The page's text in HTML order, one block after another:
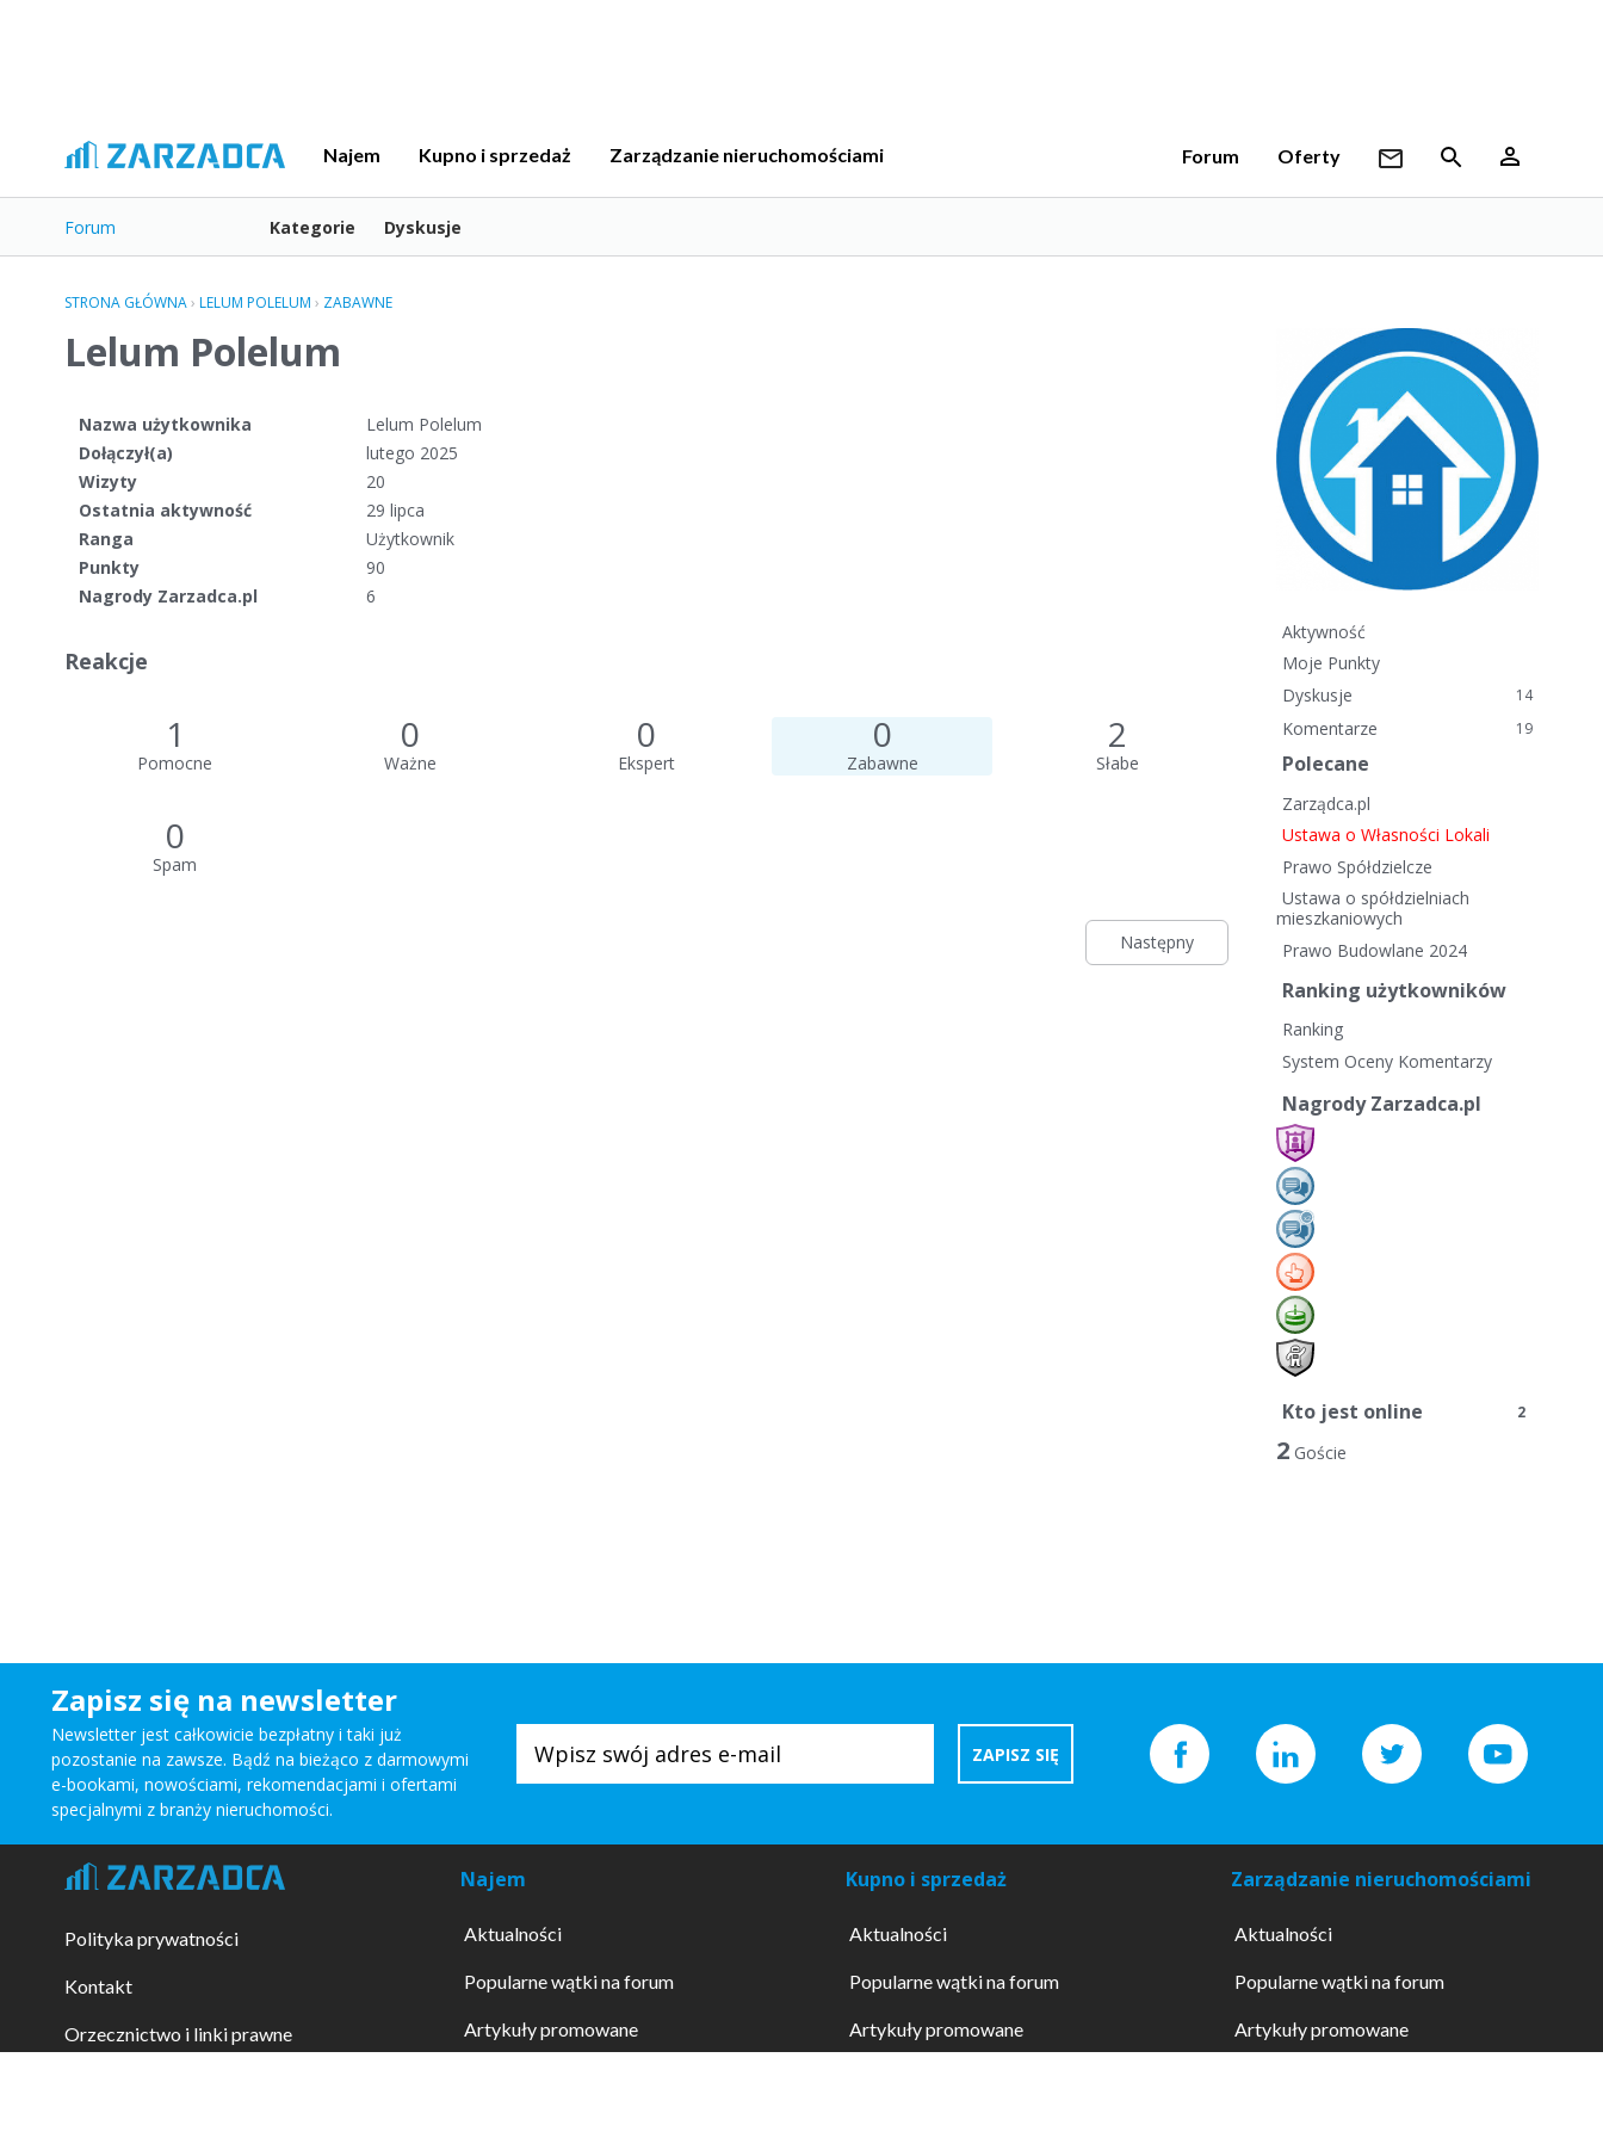
Najem Kupno i sprzedaż Zarządzanie nieruchomościami Forum Oferty
Forum Kategorie Dyskusje
STRONA GŁÓWNA› LELUM POLELUM › ZABAWNE
Lelum Polelum
Nazwa użytkownika
Lelum Polelum
Dołączył(a)
lutego 2025
Wizyty
20
Ostatnia aktywność
29 lipca
Ranga
Użytkownik
Punkty
90
Nagrody Zarzadca.pl
6
Reakcje
1
Pomocne
0
Ważne
0
Ekspert
0
Zabawne
2
Słabe
0
Spam
Następny
Aktywność
Moje Punkty
Dyskusje
14
Komentarze 19
Polecane
Zarządca.pl
Ustawa o Własności Lokali
Prawo Spółdzielcze
Ustawa o spółdzielniach
mieszkaniowych
Prawo Budowlane 2024
Ranking użytkowników
Ranking
System Oceny Komentarzy
Nagrody Zarzadca.pl
Kto jest online 2
2 Goście
Zapisz się na newsletter
Newsletter jest całkowicie bezpłatny i taki już
pozostanie na zawsze. Bądź na bieżąco z darmowymi
e-bookami, nowościami, rekomendacjami i ofertami
specjalnymi z branży nieruchomości.
Polityka prywatności
Kontakt
Orzecznictwo i linki prawne
Najem
Aktualności
Popularne wątki na forum
Artykuły promowane
Kupno i sprzedaż
Aktualności
Popularne wątki na forum
Artykuły promowane
Zarządzanie nieruchomościami
Aktualności
Popularne wątki na forum
Artykuły promowane